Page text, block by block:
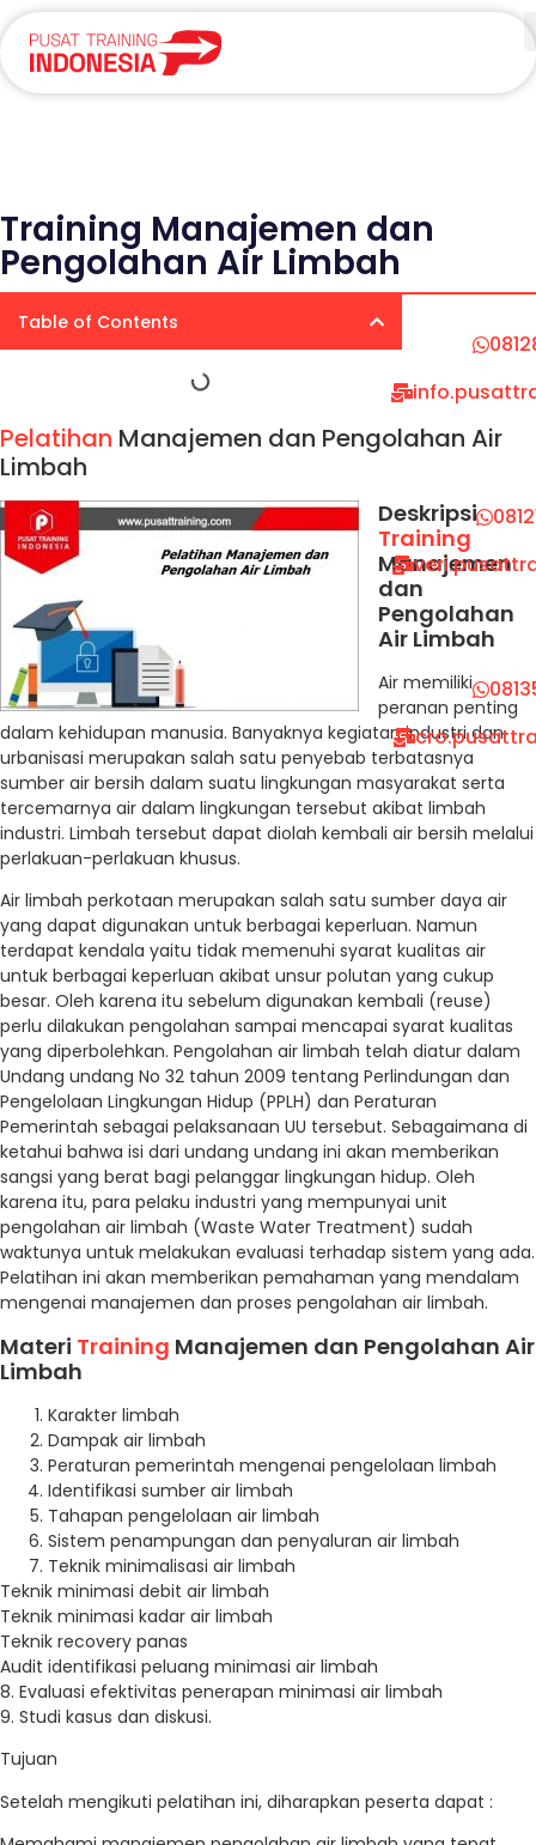
Training Manajemen dan
Pengolahan Air Limbah
Table of Contents
Pelatihan Manajemen dan Pengolahan Air
Limbah
Deskripsi
Training
Manajemen
dan
Pengolahan
Air Limbah
Air memiliki
peranan penting
dalam kehidupan manusia. Banyaknya kegiatan industri dan
urbanisasi merupakan salah satu penyebab terbatasnya
sumber air bersih dalam suatu lingkungan masyarakat serta
tercemarnya air dalam lingkungan tersebut akibat limbah
industri. Limbah tersebut dapat diolah kembali air bersih melalui
perlakuan-perlakuan khusus.
Air limbah perkotaan merupakan salah satu sumber daya air
yang dapat digunakan untuk berbagai keperluan. Namun
terdapat kendala yaitu tidak memenuhi syarat kualitas air
untuk berbagai keperluan akibat unsur polutan yang cukup
besar. Oleh karena itu sebelum digunakan kembali (reuse)
perlu dilakukan pengolahan sampai mencapai syarat kualitas
yang diperbolehkan. Pengolahan air limbah telah diatur dalam
Undang undang No 32 tahun 2009 tentang Perlindungan dan
Pengelolaan Lingkungan Hidup (PPLH) dan Peraturan
Pemerintah sebagai pelaksanaan UU tersebut. Sebagaimana di
ketahui bahwa isi dari undang undang ini akan memberikan
sangsi yang berat bagi pelanggar lingkungan hidup. Oleh
karena itu, para pelaku industri yang mempunyai unit
pengolahan air limbah (Waste Water Treatment) sudah
waktunya untuk melakukan evaluasi terhadap sistem yang ada.
Pelatihan ini akan memberikan pemahaman yang mendalam
mengenai manajemen dan proses pengolahan air limbah.
Materi Training Manajemen dan Pengolahan Air
Limbah
Karakter limbah
Dampak air limbah
Peraturan pemerintah mengenai pengelolaan limbah
Identifikasi sumber air limbah
Tahapan pengelolaan air limbah
Sistem penampungan dan penyaluran air limbah
Teknik minimalisasi air limbah
Teknik minimasi debit air limbah
Teknik minimasi kadar air limbah
Teknik recovery panas
Audit identifikasi peluang minimasi air limbah
8. Evaluasi efektivitas penerapan minimasi air limbah
9. Studi kasus dan diskusi.
Tujuan
Setelah mengikuti pelatihan ini, diharapkan peserta dapat :